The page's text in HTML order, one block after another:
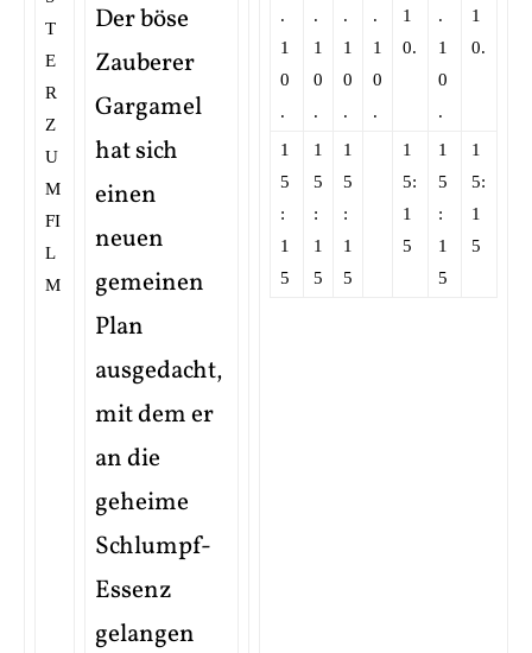
.
1
0
.
.
1
0
.
.
1
0
.
.
1
0
.
1
0.
.
1
0
.
1
0.
1
5
:
1
5
1
5
:
1
5
1
5
:
1
5
1
5:
1
5
1
5
:
1
5
1
5:
1
5
Der böse
Zauberer
Gargamel
hat sich
einen
neuen
gemeinen
Plan
ausgedacht,
mit dem er
an die
geheime
Schlumpf-
Essenz
gelangen